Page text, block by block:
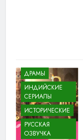
ДРАМЫ
ИНДИЙСКИЕ
СЕРИАЛЫ
ИСТОРИЧЕСКИЕ
РУССКАЯ
ОЗВУЧКА